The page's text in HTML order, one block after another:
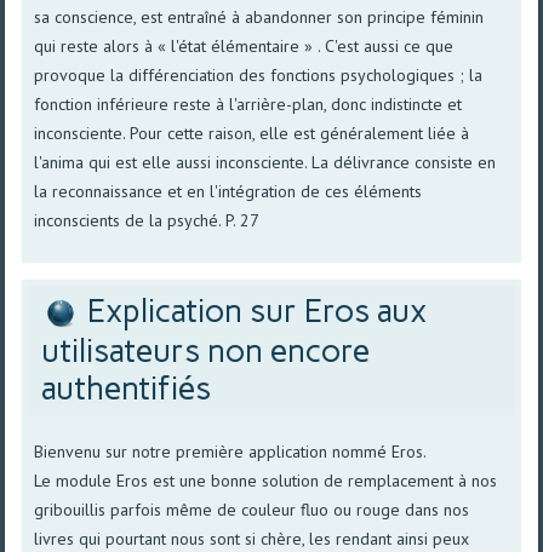
sa conscience, est entraîné à abandonner son principe féminin
qui reste alors à « l'état élémentaire » . C'est aussi ce que
provoque la différenciation des fonctions psychologiques ; la
fonction inférieure reste à l'arrière-plan, donc indistincte et
inconsciente. Pour cette raison, elle est généralement liée à
l'anima qui est elle aussi inconsciente. La délivrance consiste en
la reconnaissance et en l'intégration de ces éléments
inconscients de la psyché. P. 27
Explication sur Eros aux
utilisateurs non encore
authentifiés
Bienvenu sur notre première application nommé Eros.
Le module Eros est une bonne solution de remplacement à nos
gribouillis parfois même de couleur fluo ou rouge dans nos
livres qui pourtant nous sont si chère, les rendant ainsi peux